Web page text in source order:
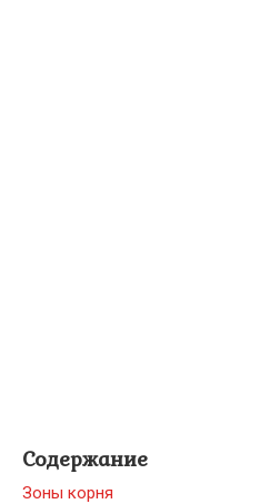
Содержание
Зоны корня